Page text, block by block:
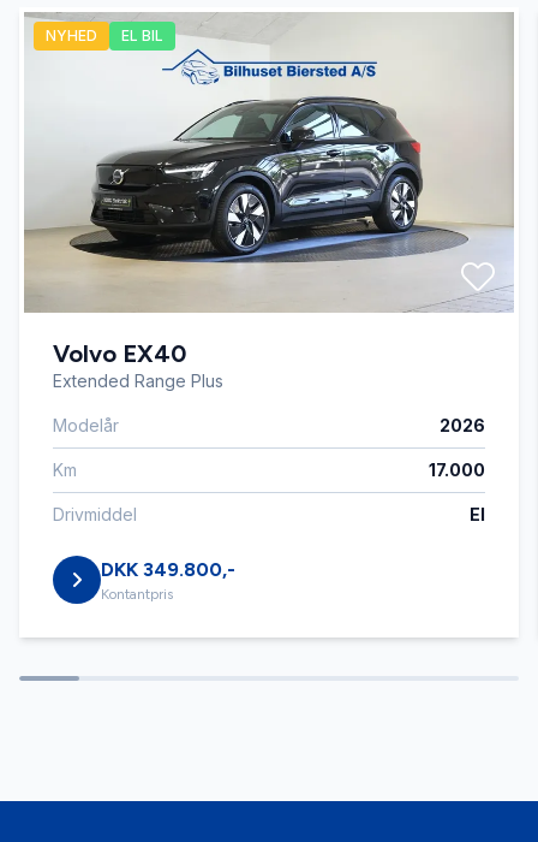
Bakkamera
Dæktryksystem
El-ruder x4
Fartpilot
Fjernbetjent centrallås
Fuldautomatisk klimaanlæg
Højdejusterbare forsæder
NYHED EL BIL
Volvo EX40
Extended Range Plus
Modelår 2026
Km 17.000
Drivmiddel El
DKK 349.800,-
Kontantpris